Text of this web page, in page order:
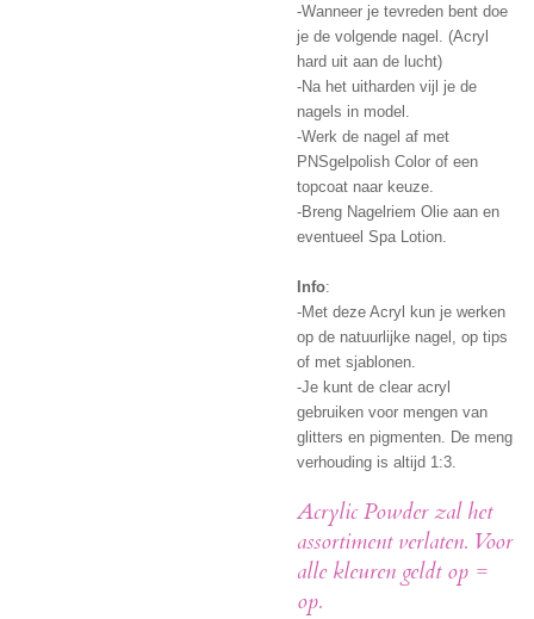
-Wanneer je tevreden bent doe
je de volgende nagel. (Acryl
hard uit aan de lucht)
-Na het uitharden vijl je de
nagels in model.
-Werk de nagel af met
PNSgelpolish Color of een
topcoat naar keuze.
-Breng Nagelriem Olie aan en
eventueel Spa Lotion.
Info:
-Met deze Acryl kun je werken
op de natuurlijke nagel, op tips
of met sjablonen.
-Je kunt de clear acryl
gebruiken voor mengen van
glitters en pigmenten. De meng
verhouding is altijd 1:3.
Acrylic Powder zal het
assortiment verlaten. Voor
alle kleuren geldt op =
op.